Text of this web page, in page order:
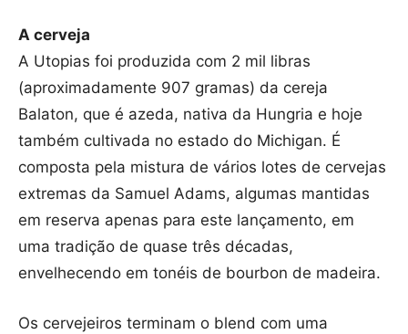
A cerveja
A Utopias foi produzida com 2 mil libras
(aproximadamente 907 gramas) da cereja
Balaton, que é azeda, nativa da Hungria e hoje
também cultivada no estado do Michigan. É
composta pela mistura de vários lotes de cervejas
extremas da Samuel Adams, algumas mantidas
em reserva apenas para este lançamento, em
uma tradição de quase três décadas,
envelhecendo em tonéis de bourbon de madeira.
Os cervejeiros terminam o blend com uma